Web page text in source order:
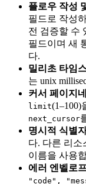
플로우 작성
필드로 작성
전 검증할 수
필드이며 새
다.
밀리초 타임
는 unix
커서 페이지
limit(1–100)
next_cursor
명시적 식별
다. 다른 리소
이름을 사용
에러 엔벨로
"code",